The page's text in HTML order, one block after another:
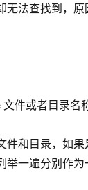
无法查找到，
文件或者目录名
件和目录，如
举一遍分别作为